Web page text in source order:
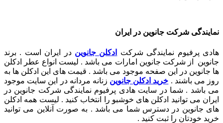
نمایندگی شرکت جانوین در ایران
هادی پرفیوم نمایندگی شرکت ادکلن جانوین در ایران است . برند
جانوین از شرکت جانوین امارات می باشد . لیست انواع عطر ادکلن
ها جانوین در این صفحه موجود می باشد . قیمت های این ادکلن ها به
روز می باشند . خرید ادکلن جانوین زنانه مردانه در این سایت موجود
می باشد . شما در سایت هادی پرفیوم نمایندگی شرکت جانوین در
ایران می توانید ادکلن های خوشبو را انتخاب کنید . لیست همه ادکلن
های جانوین در دسترس شما می باشد . به صورت آنلاین می توانید
خرید خودتان را ثبت کنید .